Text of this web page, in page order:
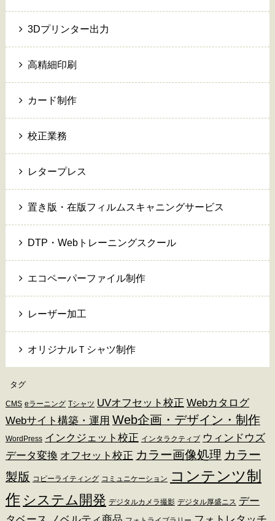
3Dプリンター出力
高精細印刷
カード制作
校正業務
レタープレス
置き版・在版フィルムスキャニングサービス
DTP・Webトレーニングスクール
エコペーパーファイル制作
レーザー加工
オリジナルＴシャツ制作
タグ
CMS eラーニング Tシャツ UVオフセット校正 Webカタログ
Webサイト構築・運用 Web企画・デザイン・制作
WordPress インクジェット校正 インタラクティブ ウィンドウズ
データ変換 オフセット校正 カラー画像処理 カラー
製版 コピーライティング コミュニケーション コンテンツ制
作 システム開発 デジタルカメラ撮影 デジタル厚盛ニス デー